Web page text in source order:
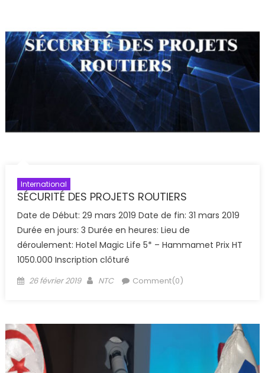
International
SÉCURITÉ DES PROJETS ROUTIERS
Date de Début: 29 mars 2019 Date de fin: 31 mars 2019
Durée en jours: 3 Durée en heures: Lieu de
déroulement: Hotel Magic Life 5* – Hammamet Prix HT
1050.000 Inscription clôturé
Posted
26 février 2019 Author
NTC Comment(0)